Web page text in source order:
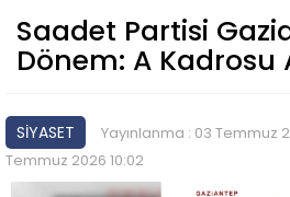
Saadet Partisi
Dönem: A Kadrosu
SİYASET Yayınlanma : 03 Temmuz
Temmuz 2026 10:02